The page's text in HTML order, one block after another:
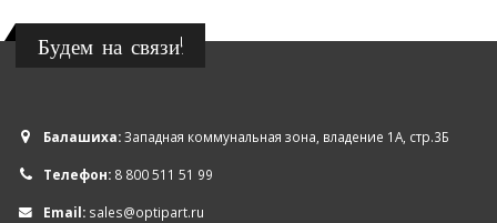
Будем на связи!
Балашиха:Западная коммунальная зона, владение 1А, стр.3Б
Телефон: 8 800 511 51 99
Email: sales@optipart.ru